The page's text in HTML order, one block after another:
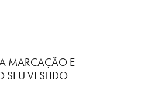
MARCAÇÃO E
SEU VESTIDO